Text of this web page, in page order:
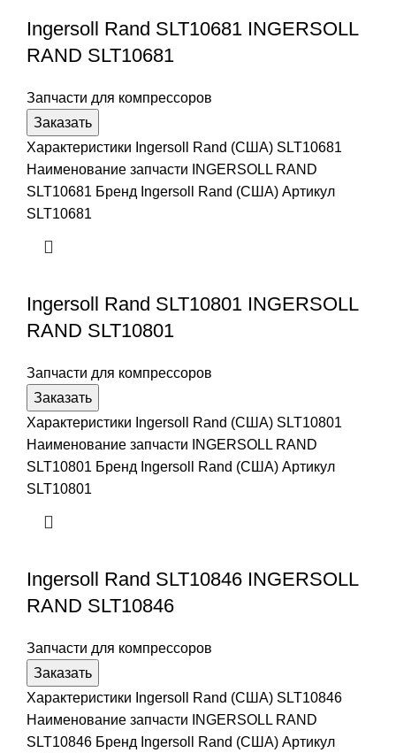
Ingersoll Rand SLT10681 INGERSOLL
RAND SLT10681
Запчасти для компрессоров
Заказать
Характеристики Ingersoll Rand (США) SLT10681
Наименование запчасти INGERSOLL RAND
SLT10681 Бренд Ingersoll Rand (США) Артикул
SLT10681
Ingersoll Rand SLT10801 INGERSOLL
RAND SLT10801
Запчасти для компрессоров
Заказать
Характеристики Ingersoll Rand (США) SLT10801
Наименование запчасти INGERSOLL RAND
SLT10801 Бренд Ingersoll Rand (США) Артикул
SLT10801
Ingersoll Rand SLT10846 INGERSOLL
RAND SLT10846
Запчасти для компрессоров
Заказать
Характеристики Ingersoll Rand (США) SLT10846
Наименование запчасти INGERSOLL RAND
SLT10846 Бренд Ingersoll Rand (США) Артикул